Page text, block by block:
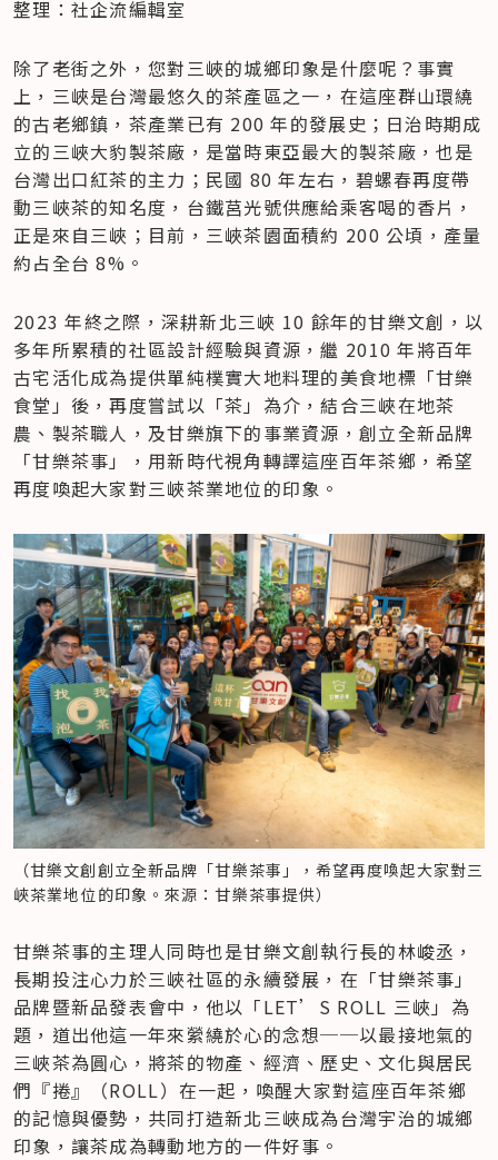
整理：社企流編輯室
除了老街之外，您對三峽的城鄉印象是什麼呢？事實
上，三峽是台灣最悠久的茶產區之一，在這座群山環繞
的古老鄉鎮，茶產業已有 200 年的發展史；日治時期成
立的三峽大豹製茶廠，是當時東亞最大的製茶廠，也是
台灣出口紅茶的主力；民國 80 年左右，碧螺春再度帶
動三峽茶的知名度，台鐵莒光號供應給乘客喝的香片，
正是來自三峽；目前，三峽茶園面積約 200 公頃，產量
約占全台 8%。
2023 年終之際，深耕新北三峽 10 餘年的甘樂文創，以
多年所累積的社區設計經驗與資源，繼 2010 年將百年
古宅活化成為提供單純樸實大地料理的美食地標「甘樂
食堂」後，再度嘗試以「茶」為介，結合三峽在地茶
農、製茶職人，及甘樂旗下的事業資源，創立全新品牌
「甘樂茶事」，用新時代視角轉譯這座百年茶鄉，希望
再度喚起大家對三峽茶業地位的印象。
（甘樂文創創立全新品牌「甘樂茶事」，希望再度喚起大家對三
峽茶業地位的印象。來源：甘樂茶事提供）
甘樂茶事的主理人同時也是甘樂文創執行長的林峻丞，
長期投注心力於三峽社區的永續發展，在「甘樂茶事」
品牌暨新品發表會中，他以「LET’S ROLL 三峽」為
題，道出他這一年來縈繞於心的念想──以最接地氣的
三峽茶為圓心，將茶的物產、經濟、歷史、文化與居民
們『捲』（ROLL）在一起，喚醒大家對這座百年茶鄉
的記憶與優勢，共同打造新北三峽成為台灣宇治的城鄉
印象，讓茶成為轉動地方的一件好事。